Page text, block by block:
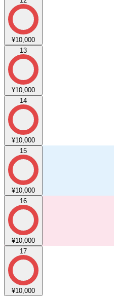
¥10,000
13
¥10,000
14
¥10,000
15
¥10,000
16
¥10,000
17
¥10,000